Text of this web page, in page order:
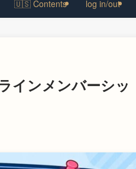
🇺🇸 Contents log in/out
インメンバーシッ